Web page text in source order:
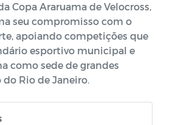
Copa Araruama de Velocross,
seu compromisso com o
apoiando competições que
esportivo municipal e
como sede de grandes
Rio de Janeiro.